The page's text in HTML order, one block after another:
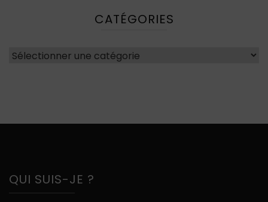
CATÉGORIES
Catégories
QUI SUIS-JE ?